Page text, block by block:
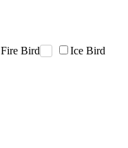
Fire Bird
Ice Bird